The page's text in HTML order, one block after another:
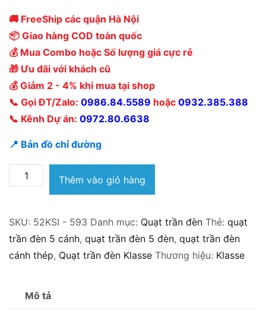
🚚 FreeShip các quận Hà Nội
📦 Giao hàng COD toàn quốc
💰 Mua Combo hoặc Số lượng giá cực rẻ
🎁 Ưu đãi với khách cũ
💰 Giảm 2 - 4% khi mua tại shop
📞 Gọi ĐT/Zalo: 0986.84.5589 hoặc 0932.385.388
📞 Kênh Dự án: 0972.80.6638
📍 Bản đồ chỉ đường
Quạt
trần
Klasse
52KSI
-
Thêm vào giỏ hàng
SKU: 52KSI - 593 Danh mục: Quạt trần đèn Thẻ: quạt
trần đèn 5 cánh, quạt trần đèn 5 đèn, quạt trần đèn
cánh thép, Quạt trần đèn Klasse Thương hiệu: Klasse
Mô tả